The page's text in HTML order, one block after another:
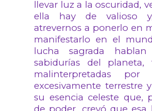
llevar luz a la oscuridad,
ella hay de valioso y,
atrevernos a ponerlo en
manifestarlo en el
lucha sagrada
sabidurías del planeta,
malinterpretadas
excesivamente terrestre
su esencia celeste que,